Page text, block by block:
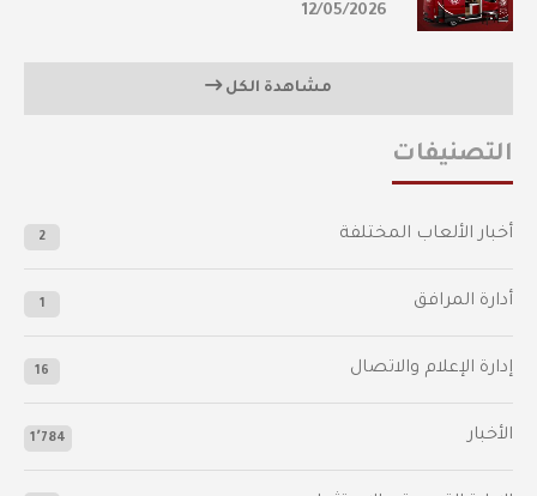
12/05/2026
مشاهدة الكل
التصنيفات
أخبار الألعاب المختلفة 2
أدارة المرافق 1
إدارة الإعلام والاتصال 16
الأخبار 1٬784